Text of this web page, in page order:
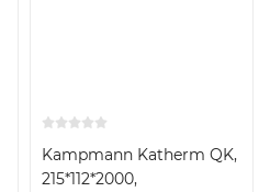
Kampmann Katherm QK,
215*112*2000,